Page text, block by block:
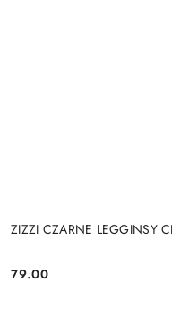
ZIZZI CZARNE LEGGINSY
Cena:
79.00